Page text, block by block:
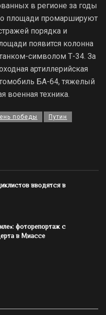
в регионе за годы
площади промаршируют
порядка и
появится колонна
символом Т-34. За
артиллерийская
БА-64, тяжелый
военная техника.
победы Путин
вводятся в
фоторепортаж с
в Миассе